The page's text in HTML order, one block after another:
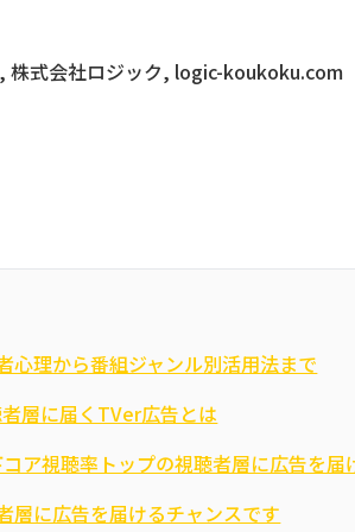
式会社ロジック, logic-koukoku.com
心理から番組ジャンル別活用法まで
層に届くTVer広告とは
ア視聴率トップの視聴者層に広告を届
層に広告を届けるチャンスです